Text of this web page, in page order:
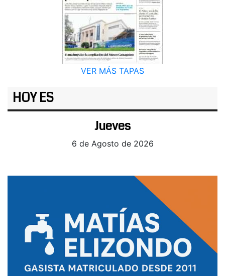
VER MÁS TAPAS
HOY ES
Jueves
6 de Agosto de 2026